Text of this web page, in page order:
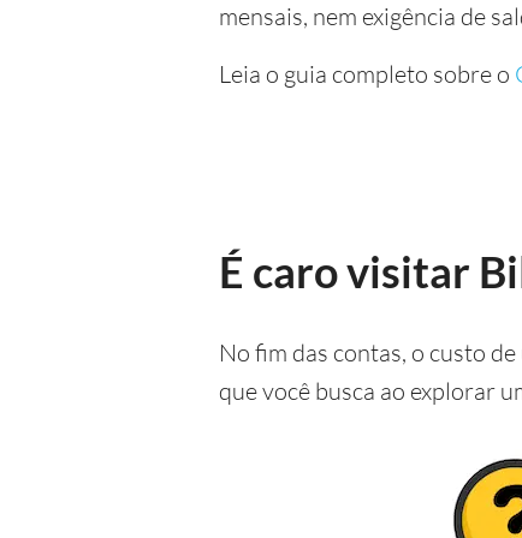
mensais, nem exigência de
Leia o guia completo sobre o
É caro visitar
No fim das contas, o custo
que você busca ao explorar